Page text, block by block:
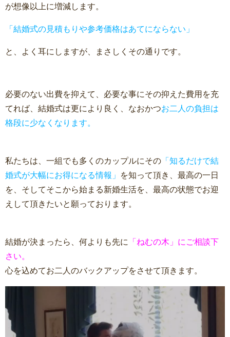
が想像以上に増減します。
「結婚式の見積もりや参考価格はあてにならない」
と、よく耳にしますが、まさしくその通りです。
必要のない出費を抑えて、必要な事にその抑えた費用を充
てれば、結婚式は更により良く、なおかつお二人の負担は
格段に少なくなります。
私たちは、一組でも多くのカップルにその 「知るだけで結
婚式が大幅にお得になる情報」 を知って頂き、最高の一日
を、そしてそこから始まる新婚生活を、最高の状態でお迎
えして頂きたいと願っております。
結婚が決まったら、何よりも先に 「ねむの木」にご相談下
さい。
心を込めてお二人のバックアップをさせて頂きます。